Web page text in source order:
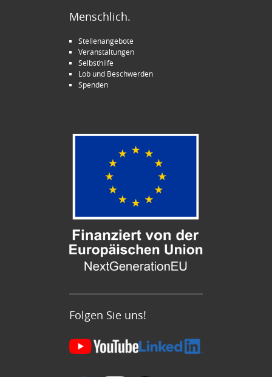
Menschlich.
Stellenangebote
Veranstaltungen
Selbsthilfe
Lob und Beschwerden
Spenden
Folgen Sie uns!